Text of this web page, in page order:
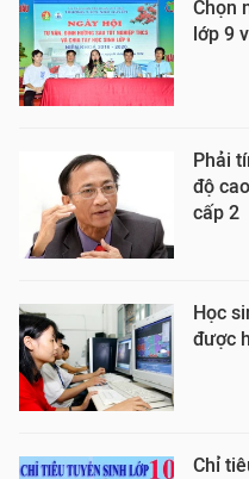
Chọn
lớp 9
Phải
độ
cấp 2
Học
được
Chỉ